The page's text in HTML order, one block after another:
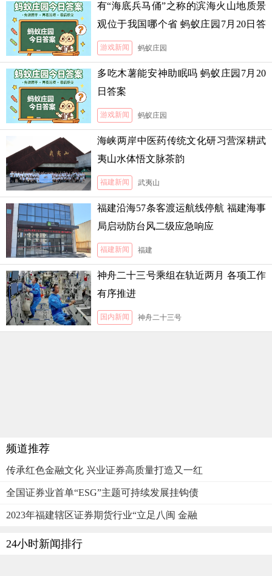
有“海底兵马俑”之称的滨海火山地质景
观位于我国哪个省 蚂蚁庄园7月20日答
案
游戏新闻 蚂蚁庄园
多吃木薯能安神助眠吗 蚂蚁庄园7月20
日答案
游戏新闻 蚂蚁庄园
海峡两岸中医药传统文化研习营深耕武
夷山水体悟文脉茶韵
福建新闻 武夷山
福建沿海57条客渡运航线停航 福建海事
局启动防台风二级应急响应
福建新闻 福建
神舟二十三号乘组在轨近两月 各项工作
有序推进
国内新闻 神舟二十三号
频道推荐
传承红色金融文化 兴业证券高质量打造又一红
全国证券业首单“ESG”主题可持续发展挂钩债
2023年福建辖区证券期货行业“立足八闽 金融
24小时新闻排行